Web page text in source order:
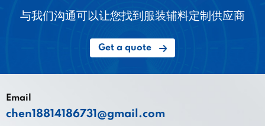
与我们沟通可以让您找到服装辅料定制供应商
Get a quote
Email
chen18814186731@gmail.com